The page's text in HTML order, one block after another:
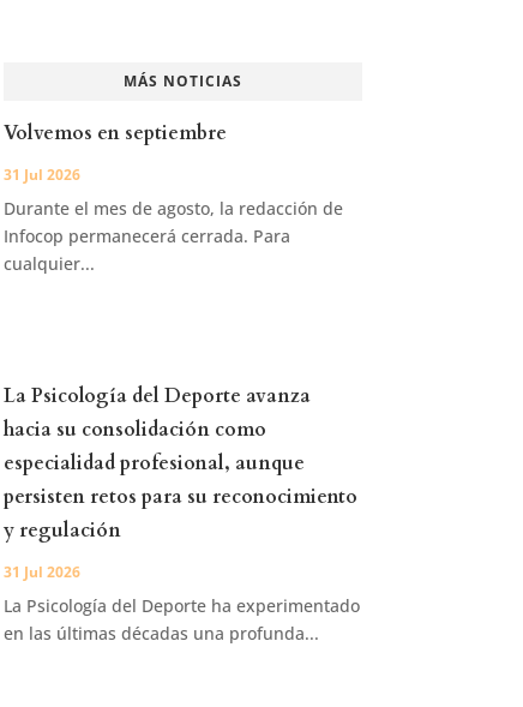
MÁS NOTICIAS
Volvemos en septiembre
31 Jul 2026
Durante el mes de agosto, la redacción de
Infocop permanecerá cerrada. Para
cualquier...
La Psicología del Deporte avanza
hacia su consolidación como
especialidad profesional, aunque
persisten retos para su reconocimiento
y regulación
31 Jul 2026
La Psicología del Deporte ha experimentado
en las últimas décadas una profunda...